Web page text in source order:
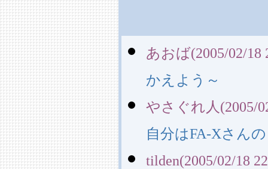
あおば(2005/02/18
かえよう～
やさぐれ人(2005/
自分はFA-Xさん
tilden(2005/02/18